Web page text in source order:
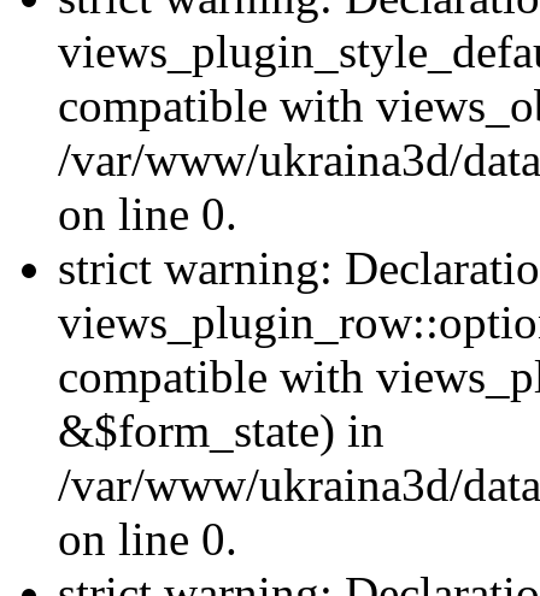
compatible with
/var/www/ukraina3d/
on line 0.
strict warning:
compatible with
&$form_state) in
/var/www/ukraina3d/
on line 0.